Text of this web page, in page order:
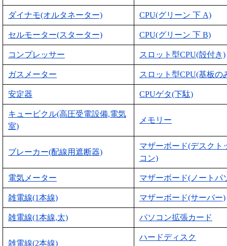
ダイナモ(オルタネーター) CPU(グリーン 下 A)
セルモーター(スターター) CPU(グリーン 下 B)
コンプレッサー スロット型CPU(殻付き)
ガスメーター スロット型CPU(基板の
安定器 CPUゲタ(下駄)
キュービクル(高圧受電設備,電気
室)
メモリー
ブレーカー(配線用遮断器)
マザーボード(デスクト
コン)
電気メーター マザーボード(ノートパ
雑電線(1本線) マザーボード(サーバー)
雑電線(1本線,太) パソコン拡張カード
雑電線(2本線)
ハードディスク